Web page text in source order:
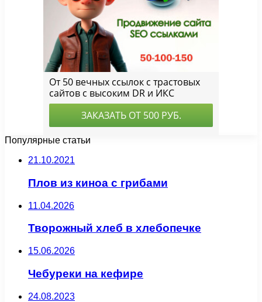
Популярные статьи
21.10.2021
Плов из киноа с грибами
11.04.2026
Творожный хлеб в хлебопечке
15.06.2026
Чебуреки на кефире
24.08.2023